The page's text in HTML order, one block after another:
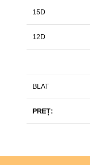
15D
12D
BLAT
PREȚ: